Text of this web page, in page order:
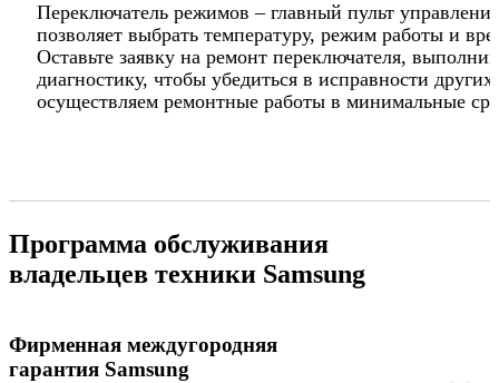
Переключатель режимов – главный пульт
позволяет выбрать температуру, режим работы и
Оставьте заявку на ремонт переключателя,
диагностику, чтобы убедиться в исправности
осуществляем ремонтные работы в минимальные
Программа обслуживания
владельцев техники Samsung
Фирменная междугородняя
гарантия Samsung